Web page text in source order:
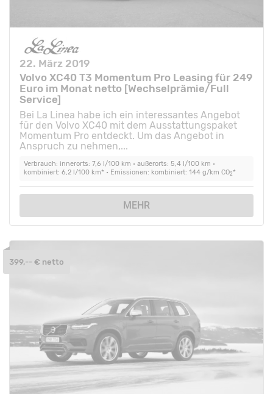
22. März 2019
Volvo XC40 T3 Momentum Pro Leasing für 249
Euro im Monat netto [Wechselprämie/Full
Service]
Bei La Linea habe ich ein interessantes Angebot
für den Volvo XC40 mit dem Ausstattungspaket
Momentum Pro entdeckt. Um das Angebot in
Anspruch zu nehmen,...
Verbrauch: innerorts: 7,6 l/100 km • außerorts: 5,4 l/100 km •
kombiniert: 6,2 l/100 km* • Emissionen: kombiniert: 144 g/km CO2*
MEHR
399,-- € netto